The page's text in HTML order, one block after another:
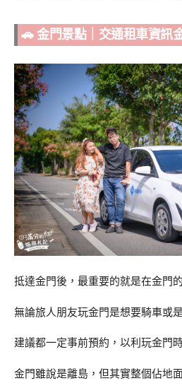
🚗 金門景點｜交通租車資訊
抵達金門後，最重要的就是在金門
無論旅人朋友玩金門是想要騎車或
建議都一定事前預約，以利玩金門
金門雖說是離島，但其實整個佔地